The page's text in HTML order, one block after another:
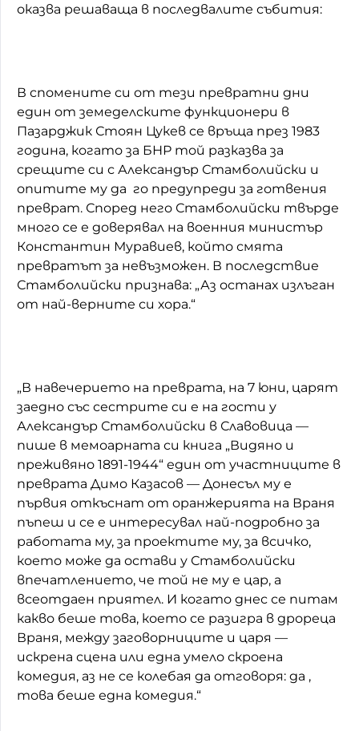
оказва решаваща в последвалите събития:
В спомените си от тези превратни дни
един от земеделските функционери в
Пазарджик Стоян Цукев се връща през 1983
година, когато за БНР той разказва за
срещите си с Александър Стамболийски и
опитите му да го предупреди за готвения
преврат. Според него Стамболийски твърде
много се е доверявал на военния министър
Константин Муравиев, който смята
превратът за невъзможен. В последствие
Стамболийски признава: „Аз останах излъган
от най-верните си хора.“
„В навечерието на преврата, на 7 юни, царят
заедно със сестрите си е на гости у
Александър Стамболийски в Славовица —
пише в мемоарната си книга „Видяно и
преживяно 1891-1944“ един от участниците в
преврата Димо Казасов — Донесъл му е
първия откъснат от оранжерията на Враня
пъпеш и се е интересувал най-подробно за
работата му, за проектите му, за всичко,
което може да остави у Стамболийски
впечатлението, че той не му е цар, а
всеотдаен приятел. И когато днес се питам
какво беше това, което се разигра в дрореца
Враня, между заговорниците и царя —
искрена сцена или една умело скроена
комедия, аз не се колебая да отговоря: да ,
това беше една комедия.“